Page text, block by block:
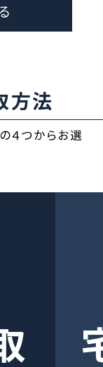
方法
４つからお選